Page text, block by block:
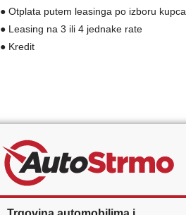
● Otplata putem leasinga po izboru kupca
● Leasing na 3 ili 4 jednake rate
● Kredit